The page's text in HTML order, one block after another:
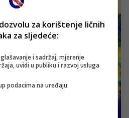
za korištenje ličnih
za sljedeće:
i sadržaj, mjerenje
uvidi u publiku i razvoj usluga
podacima na uređaju